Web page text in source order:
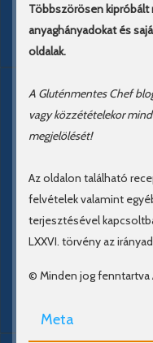
Többszörösen
anyaghányadokat és
oldalak.
A Gluténmentes Chef
vagy közzétételekor
megjelölését!
Az oldalon található
felvételek valamint
terjesztésével
LXXVI. törvény az
© Minden jog fenntartva
Meta